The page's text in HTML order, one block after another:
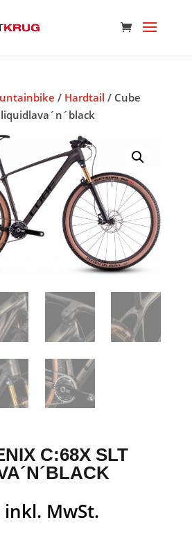
/ Hardtail / Cube
liquidlava´n´black
C:68X SLT
inkl. MwSt.